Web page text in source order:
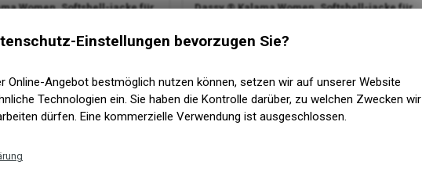
Women, Softshell-jacke für
Dassy ® Kalama Women, Softshell-jacke für
134.00 CHF
Einstellungen bevorzugen Sie?
Online-Angebot bestmöglich nutzen können, setzen wir auf unserer Website
Technologien ein. Sie haben die Kontrolle darüber, zu welchen Zwecken wir
dürfen. Eine kommerzielle Verwendung ist ausgeschlossen.